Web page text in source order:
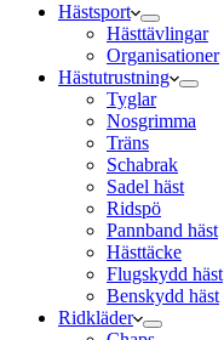
Hästsport
Hästtävlingar
Organisationer
Hästutrustning
Tyglar
Nosgrimma
Träns
Schabrak
Sadel häst
Ridspö
Pannband häst
Hästtäcke
Flugskydd häst
Benskydd häst
Ridkläder